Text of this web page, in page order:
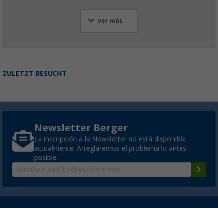
ver más
ZULETZT BESUCHT
Newsletter Berger
La inscripción a la Newsletter no está disponible
actualmente. Arreglaremos el problema lo antes
posible.